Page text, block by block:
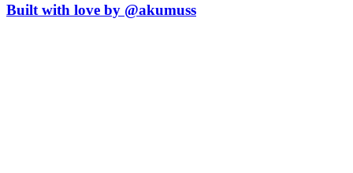
Built with love by @akumuss